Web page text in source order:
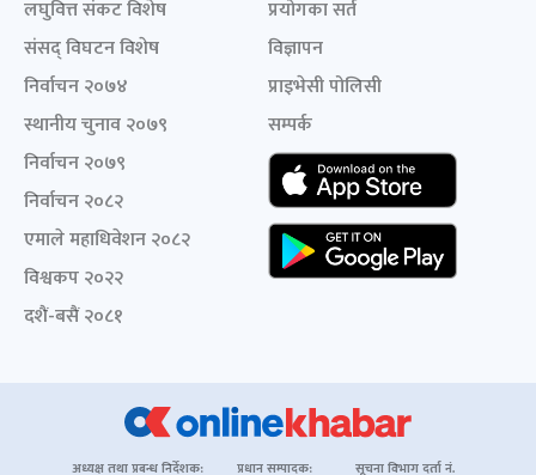
लघुवित्त संकट विशेष
संसद् विघटन विशेष
निर्वाचन २०७४
स्थानीय चुनाव २०७९
निर्वाचन २०७९
निर्वाचन २०८२
एमाले महाधिवेशन २०८२
विश्वकप २०२२
दशैं-बसैं २०८१
प्रयोगका सर्त
विज्ञापन
प्राइभेसी पोलिसी
सम्पर्क
अध्यक्ष तथा प्रबन्ध निर्देशक: प्रधान सम्पादक: सूचना विभाग दर्ता नं.